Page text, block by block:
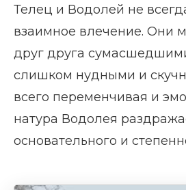
Телец и Водолей не
взаимное влечение. Они
друг друга
слишком нудными и
всего переменчивая и
натура Водолея
основательного и